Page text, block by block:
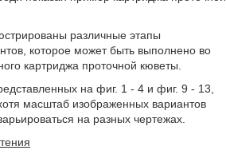
различные этапы
которое может быть выполнено во
картриджа проточной кюветы.
на фиг. 1 - 4 и фиг. 9 - 13,
масштаб изображенных вариантов
на разных чертежах.